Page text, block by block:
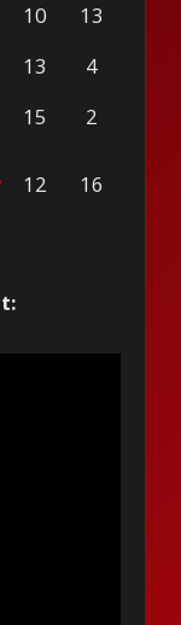
10
13
13
4
15 2
12 16